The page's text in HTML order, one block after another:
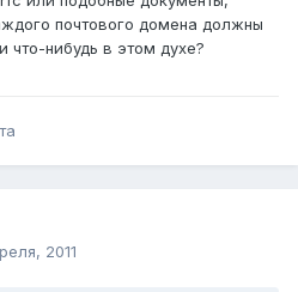
почтового домена должны
что-нибудь в этом духе?
2011